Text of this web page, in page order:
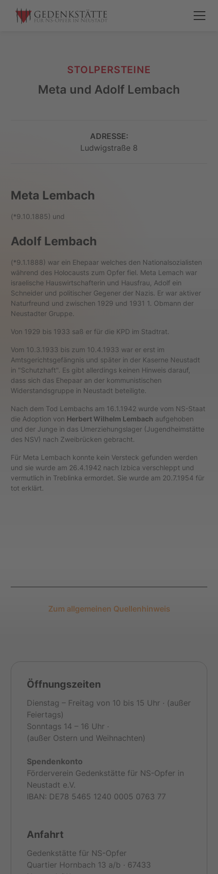
STOLPERSTEINE
Meta und Adolf Lembach
ADRESSE:
Ludwigstraße 8
Meta Lembach
(*9.10.1885) und
Adolf Lembach
(*9.1.1888) war ein Ehepaar welches den Nationalsozialisten
während des Holocausts zum Opfer fiel. Meta Lemach war
israelische Hauswirtschafterin und Hausfrau, Adolf ein
Schneider und politischer Gegener der Nazis. Er war aktiver
Naturfreund und zwischen 1929 und 1931 1. Obmann der
Neustadter Gruppe.
Von 1929 bis 1933 saß er für die KPD im Stadtrat.
Vom 10.3.1933 bis zum 10.4.1933 war er erst im
Amtsgerichtsgefängnis und später in der Kaserne Neustadt
in "Schutzhaft". Es gibt allerdings keinen Hinweis darauf,
dass sich das Ehepaar an der kommunistischen
Widerstandsgruppe in Neustadt beteiligte.
Nach dem Tod Lembachs am 16.1.1942 wurde vom NS-Staat
die Adoption von Herbert Wilhelm Lembach aufgehoben
und der Junge in das Umerziehungslager (Jugendheimstätte
des NSV) nach Zweibrücken gebracht.
Für Meta Lembach konnte kein Versteck gefunden werden
und sie wurde am 26.4.1942 nach Izbica verschleppt und
vermutlich in Treblinka ermordet. Sie wurde am 20.7.1954 für
tot erklärt.
Zum allgemeinen Quellenhinweis
Öffnungszeiten
Dienstag – Freitag von 10 bis 15 Uhr · (außer
Feiertags)
Sonntags 14 – 16 Uhr ·
(außer Ostern und Weihnachten)
Spendenkonto
Förderverein Gedenkstätte für NS-Opfer in
Neustadt e.V.
IBAN: DE78 5465 1240 0005 0763 77
Anfahrt
Gedenkstätte für NS-Opfer
Quartier Hornbach 13 a/b · 67433